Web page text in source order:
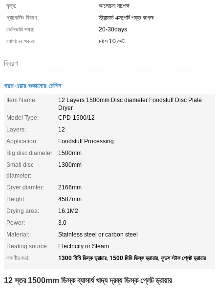
মূল্য:
আলোচনা সাপেক্ষ
প্যাকেজিং বিবরণ:
স্ট্যান্ডার্ড এক্সপোর্ট শক্ত কাগজ
ডেলিভারি সময়:
20-30days
যোগানের ক্ষমতা:
মাসে 10 সেট
বিবরণ
গরম এয়ার শুকানোর মেশিন
Item Name:
12 Layers 1500mm Disc diameter Foodstuff Disc Plate
Dryer
Model Type:
CPD-1500/12
Layers:
12
Application:
Foodstuff Processing
Big disc diameter:
1500mm
Small disc
diameter:
1300mm
Dryer diamter:
2166mm
Height:
4587mm
Drying area:
16.1M2
Power:
3.0
Material:
Stainless steel or carbon steel
Heating source:
Electricity or Steam
লক্ষণীয় করা:
1300 মিমি ডিস্ক ড্রায়ার, 1500 মিমি ডিস্ক ড্রায়ার, ফুডস স্টাফ প্লেট ড্রায়ার
12 স্তর 1500mm ডিস্ক ব্যাসার্ধ খাদ্য দ্রব্য ডিস্ক প্লেট ড্রায়ার